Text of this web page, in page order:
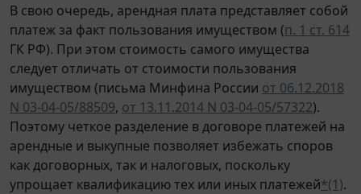
В свою очередь, арендная плата представляет собой
платеж за факт пользования имуществом (п. 1 ст. 614
ГК РФ). При этом стоимость самого имущества
следует отличать от стоимости пользования
имуществом (письма Минфина России от 06.12.2018
N 03-04-05/88509, от 13.11.2014 N 03-04-05/57322).
Поэтому четкое разделение в договоре платежей на
арендные и выкупные позволяет избежать споров
как договорных, так и налоговых, поскольку
упрощает квалификацию тех или иных платежей*(1).